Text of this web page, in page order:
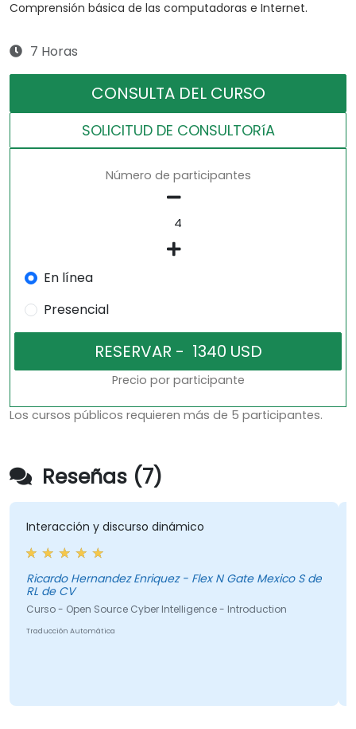
Comprensión básica de las computadoras e Internet.
7 Horas
CONSULTA DEL CURSO
SOLICITUD DE CONSULTORíA
Número de participantes
En línea
Presencial
Precio por participante
Los cursos públicos requieren más de 5 participantes.
Reseñas (7)
Interacción y discurso dinámico
Ricardo Hernandez Enriquez - Flex N Gate Mexico S de
RL de CV
Curso - Open Source Cyber Intelligence - Introduction
Traducción Automática